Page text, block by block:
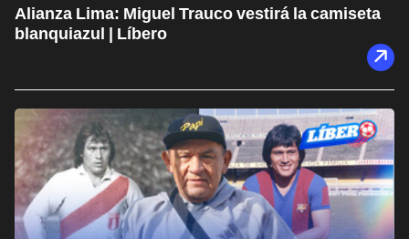
Alianza Lima: Miguel Trauco vestirá la camiseta
blanquiazul | Líbero